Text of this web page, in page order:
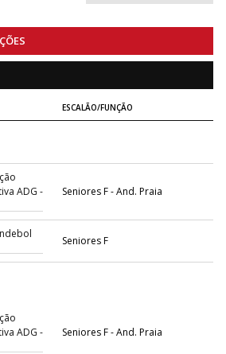
ESCALÃO/FUNÇÃO
ADG -
Seniores F - And. Praia
Seniores F
ADG -
Seniores F - And. Praia